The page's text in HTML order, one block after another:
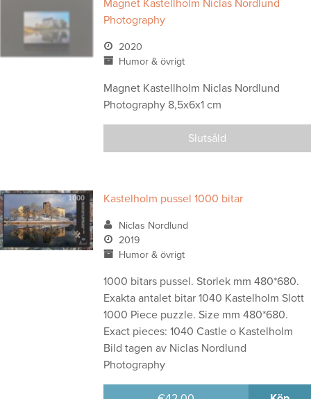
Magnet Kastellholm Niclas Nordlund
Photography
2020
Humor & övrigt
Magnet Kastellholm Niclas Nordlund
Photography 8,5x6x1 cm
Slutsåld
Kastelholm pussel 1000 bitar
Niclas Nordlund
2019
Humor & övrigt
1000 bitars pussel. Storlek mm 480*680.
Exakta antalet bitar 1040 Kastelholm Slott
1000 Piece puzzle. Size mm 480*680.
Exact pieces: 1040 Castle o Kastelholm
Bild tagen av Niclas Nordlund
Photography